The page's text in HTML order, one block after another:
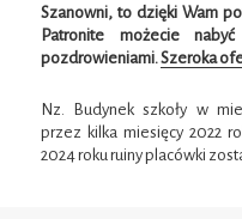
Szanowni, to dzięki Wam
Patronite możecie
pozdrowieniami.Szeroka
Nz. Budynek szkoły w
przez kilka miesięcy 2022
2024 roku ruiny placówki